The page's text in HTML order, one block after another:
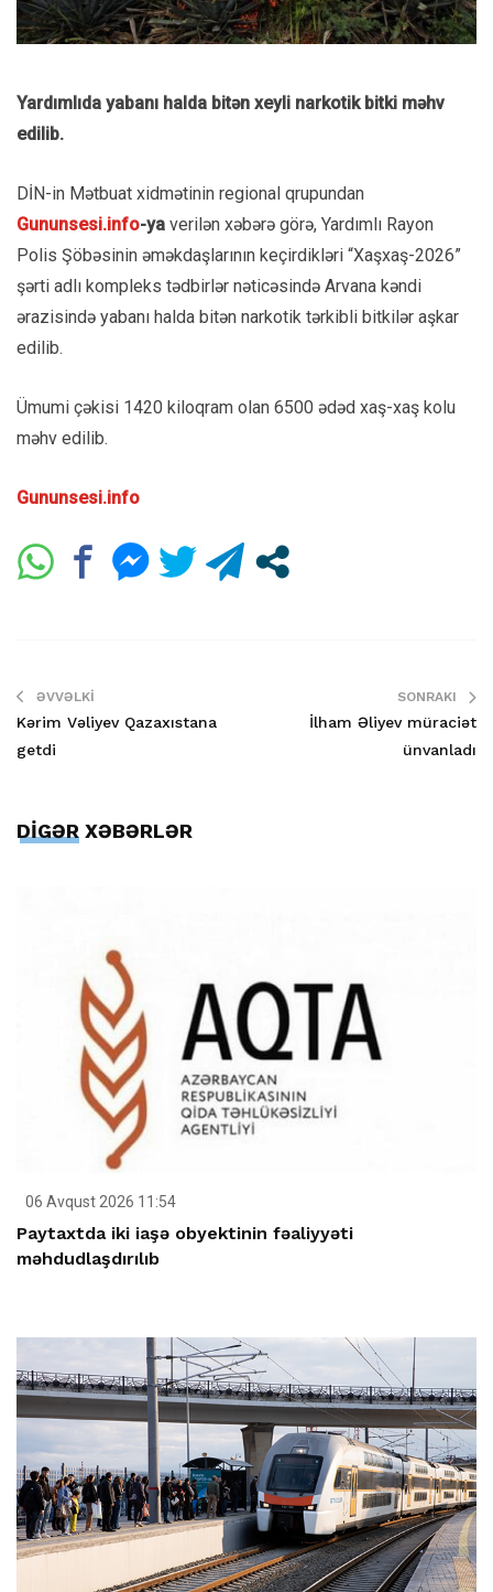
Yardımlıda yabanı halda bitən xeyli narkotik bitki məhv
edilib.
DİN-in Mətbuat xidmətinin regional qrupundan
Gununsesi.info-ya verilən xəbərə görə, Yardımlı Rayon
Polis Şöbəsinin əməkdaşlarının keçirdikləri “Xaşxaş-2026”
şərti adlı kompleks tədbirlər nəticəsində Arvana kəndi
ərazisində yabanı halda bitən narkotik tərkibli bitkilər aşkar
edilib.
Ümumi çəkisi 1420 kiloqram olan 6500 ədəd xaş-xaş kolu
məhv edilib.
Gununsesi.info
ƏVVƏLKI
Kərim Vəliyev Qazaxıstana
getdi
SONRAKI
İlham Əliyev müraciət
ünvanladı
DİGƏR XƏBƏRLƏR
06 Avqust 2026 11:54
Paytaxtda iki iaşə obyektinin fəaliyyəti
məhdudlaşdırılıb